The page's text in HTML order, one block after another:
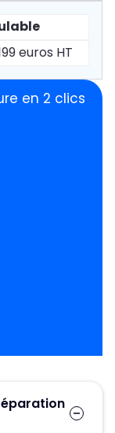
euros HT
en 2 clics